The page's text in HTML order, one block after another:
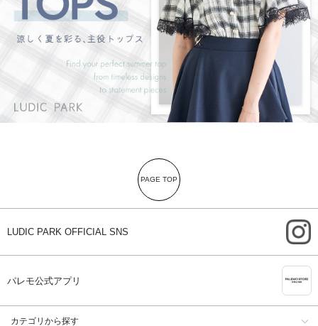
PAGE TOP
LUDIC PARK OFFICIAL SNS
パレモ公式アプリ
カテゴリから探す